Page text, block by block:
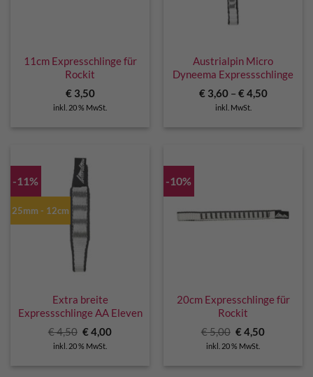
11cm Expresschlinge für
Rockit
€3,50
inkl. 20 % MwSt.
Austrialpin Micro
Dyneema Expressschlinge
€3,60– €4,50
inkl. MwSt.
-11%
25mm - 12cm
Extra breite
Expressschlinge AA Eleven
€4,50 Ursprünglicher
Preis
war:
€4,00Aktueller
inkl. 20 % MwSt.
-10%
20cm Expresschlinge für
Rockit
€5,00 Ursprünglicher
Preis
war:
€4,50Aktueller
inkl. 20 % MwSt.